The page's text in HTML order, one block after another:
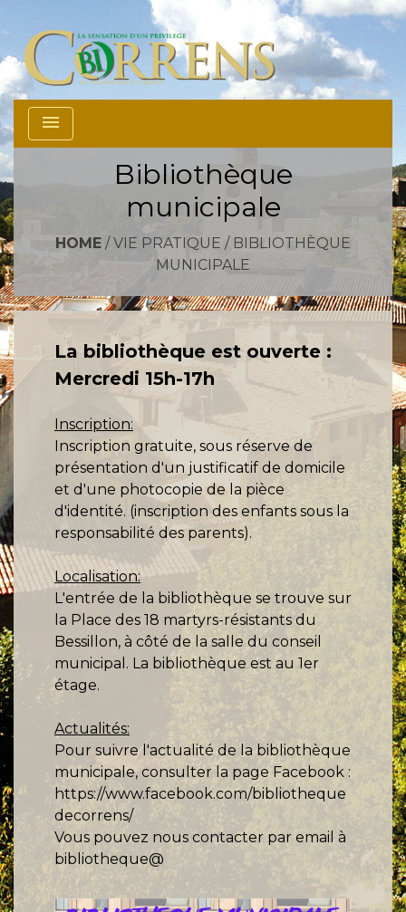
menu
Bibliothèque
municipale
HOME /VIE PRATIQUE / BIBLIOTHÈQUE
MUNICIPALE
La bibliothèque est ouverte :
Mercredi 15h-17h
Inscription:
Inscription gratuite, sous réserve de
présentation d'un justificatif de domicile
et d'une photocopie de la pièce
d'identité. (inscription des enfants sous la
responsabilité des parents).
Localisation:
L'entrée de la bibliothèque se trouve sur
la Place des 18 martyrs-résistants du
Bessillon, à côté de la salle du conseil
municipal. La bibliothèque est au 1er
étage.
Actualités:
Pour suivre l'actualité de la bibliothèque
municipale, consulter la page Facebook :
https://www.facebook.com/bibliotheque
decorrens/
Vous pouvez nous contacter par email à
bibliotheque@